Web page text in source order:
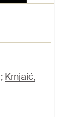
; Krnjaić,